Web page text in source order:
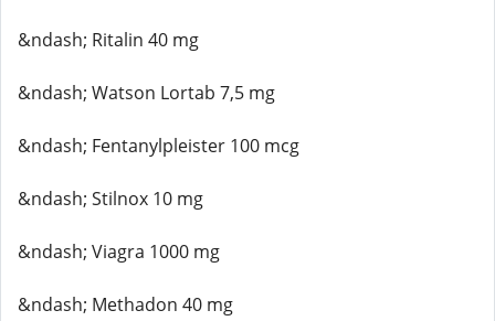
&ndash; Ritalin 40 mg
&ndash; Watson Lortab 7,5 mg
&ndash; Fentanylpleister 100 mcg
&ndash; Stilnox 10 mg
&ndash; Viagra 1000 mg
&ndash; Methadon 40 mg